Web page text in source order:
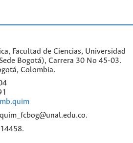
Facultad de Ciencias, Universidad
Bogotá), Carrera 30 No 45-03.
Colombia.